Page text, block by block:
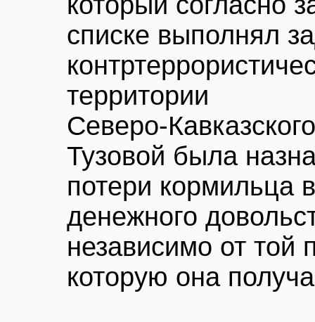
списке выполнял
территории
Северо-
Тузовой была
потери кормильца
денежного
независимо от той
которую она